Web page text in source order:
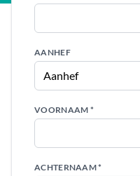
AANHEF
VOORNAAM *
ACHTERNAAM *